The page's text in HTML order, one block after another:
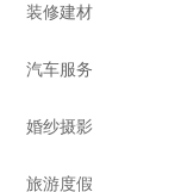
装修建材
汽车服务
婚纱摄影
旅游度假